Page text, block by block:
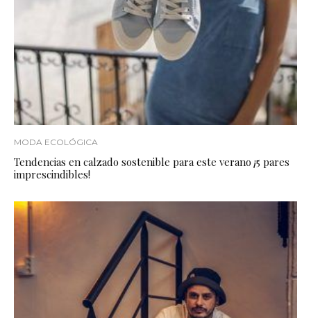
MODA ECOLÓGICA
Tendencias en calzado sostenible para este verano ¡5 pares
imprescindibles!